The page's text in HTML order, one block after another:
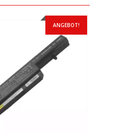
ANGEBOT!